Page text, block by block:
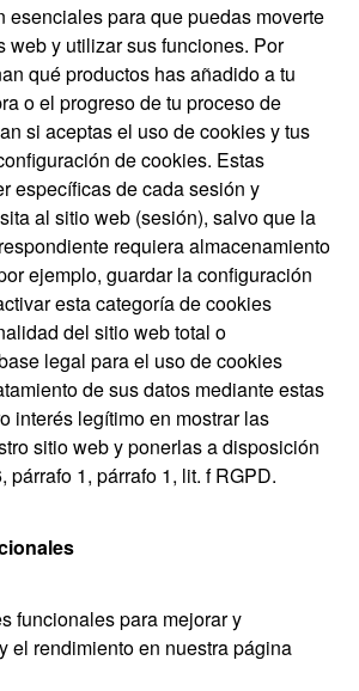
esenciales para que puedas moverte
web y utilizar sus funciones. Por
qué productos has añadido a tu
o el progreso de tu proceso de
si aceptas el uso de cookies y tus
de cookies. Estas
específicas de cada sesión y
al sitio web (sesión), salvo que la
requiera almacenamiento
ejemplo, guardar la configuración
esta categoría de cookies
del sitio web total o
legal para el uso de cookies
de sus datos mediante estas
interés legítimo en mostrar las
sitio web y ponerlas a disposición
párrafo 1, párrafo 1, lit. f RGPD.
funcionales para mejorar y
el rendimiento en nuestra página